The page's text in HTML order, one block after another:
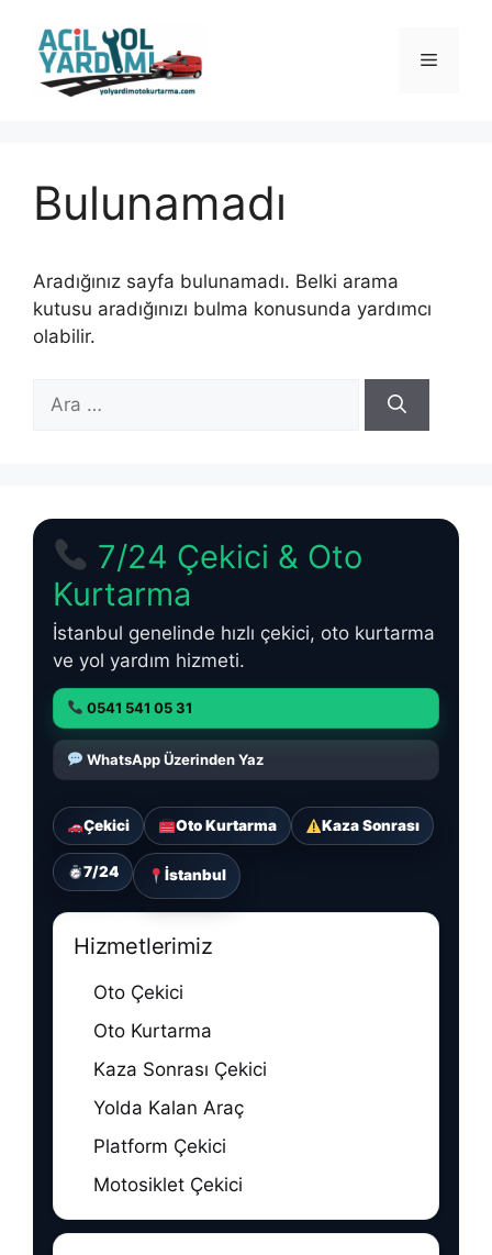
Menü
Bulunamadı
Aradığınız sayfa bulunamadı. Belki arama
kutusu aradığınızı bulma konusunda yardımcı
olabilir.
ara
7/24 Çekici & Oto
Kurtarma
İstanbul genelinde hızlı çekici, oto kurtarma
ve yol yardım hizmeti.
0541 541 05 31
WhatsApp Üzerinden Yaz
Çekici Oto Kurtarma Kaza Sonrası
7/24 İstanbul
Hizmetlerimiz
Oto Çekici
Oto Kurtarma
Kaza Sonrası Çekici
Yolda Kalan Araç
Platform Çekici
Motosiklet Çekici